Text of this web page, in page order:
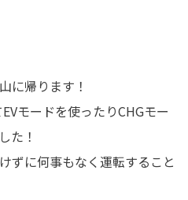
に帰ります！
モードを使ったりCHGモー
た！
ずに何事もなく運転すること